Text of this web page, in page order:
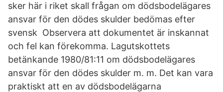
sker här i riket skall frågan om dödsbodelägares
ansvar för den dödes skulder bedömas efter
svensk Observera att dokumentet är inskannat
och fel kan förekomma. Lagutskottets
betänkande 1980/81:11 om dödsbodelägares
ansvar för den dödes skulder m. m. Det kan vara
praktiskt att en av dödsbodelägarna